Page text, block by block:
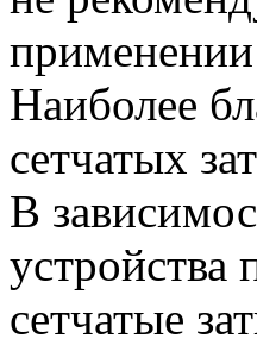
применении
Наиболее
сетчатых
В
сетчатые